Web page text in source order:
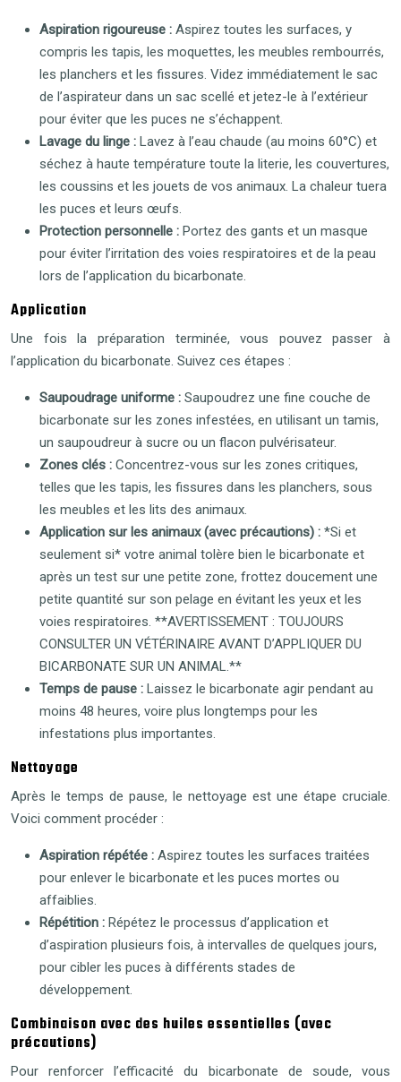
Aspiration rigoureuse : Aspirez toutes les surfaces, y
compris les tapis, les moquettes, les meubles rembourrés,
les planchers et les fissures. Videz immédiatement le sac
de l’aspirateur dans un sac scellé et jetez-le à l’extérieur
pour éviter que les puces ne s’échappent.
Lavage du linge : Lavez à l’eau chaude (au moins 60°C) et
séchez à haute température toute la literie, les couvertures,
les coussins et les jouets de vos animaux. La chaleur tuera
les puces et leurs œufs.
Protection personnelle : Portez des gants et un masque
pour éviter l’irritation des voies respiratoires et de la peau
lors de l’application du bicarbonate.
Application
Une fois la préparation terminée, vous pouvez passer à
l’application du bicarbonate. Suivez ces étapes :
Saupoudrage uniforme : Saupoudrez une fine couche de
bicarbonate sur les zones infestées, en utilisant un tamis,
un saupoudreur à sucre ou un flacon pulvérisateur.
Zones clés : Concentrez-vous sur les zones critiques,
telles que les tapis, les fissures dans les planchers, sous
les meubles et les lits des animaux.
Application sur les animaux (avec précautions) : *Si et
seulement si* votre animal tolère bien le bicarbonate et
après un test sur une petite zone, frottez doucement une
petite quantité sur son pelage en évitant les yeux et les
voies respiratoires. **AVERTISSEMENT : TOUJOURS
CONSULTER UN VÉTÉRINAIRE AVANT D’APPLIQUER DU
BICARBONATE SUR UN ANIMAL.**
Temps de pause : Laissez le bicarbonate agir pendant au
moins 48 heures, voire plus longtemps pour les
infestations plus importantes.
Nettoyage
Après le temps de pause, le nettoyage est une étape cruciale.
Voici comment procéder :
Aspiration répétée : Aspirez toutes les surfaces traitées
pour enlever le bicarbonate et les puces mortes ou
affaiblies.
Répétition : Répétez le processus d’application et
d’aspiration plusieurs fois, à intervalles de quelques jours,
pour cibler les puces à différents stades de
développement.
Combinaison avec des huiles essentielles (avec
précautions)
Pour renforcer l’efficacité du bicarbonate de soude, vous